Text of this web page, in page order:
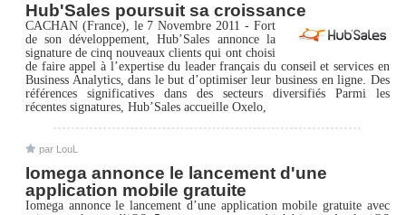
Hub'Sales poursuit sa croissance
CACHAN (France), le 7 Novembre 2011 - Fort
de son développement, Hub’Sales annonce la
signature de cinq nouveaux clients qui ont choisi
de faire appel à l’expertise du leader français du conseil et services en
Business Analytics, dans le but d’optimiser leur business en ligne. Des
références significatives dans des secteurs diversifiés Parmi les
récentes signatures, Hub’Sales accueille Oxelo,
par LouL
Iomega annonce le lancement d'une
application mobile gratuite
Iomega annonce le lancement d’une application mobile gratuite avec